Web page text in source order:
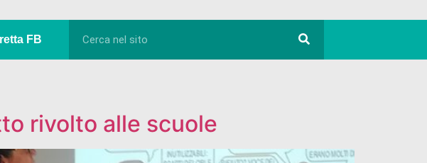
FB
rivolto alle scuole